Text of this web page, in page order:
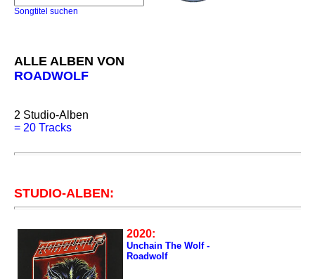
Songtitel suchen
ALLE ALBEN VON
ROADWOLF
2 Studio-Alben
= 20 Tracks
STUDIO-ALBEN:
2020:
Unchain The Wolf -
Roadwolf